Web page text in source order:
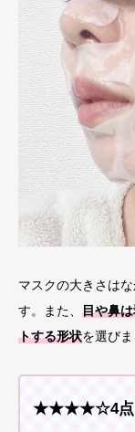
マスクの大きさは
す。また、 目や鼻
トする形状を選びま
★★★★☆4点